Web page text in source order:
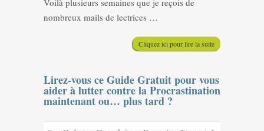
Voilà plusieurs semaines que je reçois de
nombreux mails de lectrices …
Cliquez ici pour lire la suite
Lirez-vous ce Guide Gratuit pour vous
aider à lutter contre la Procrastination
maintenant ou… plus tard ?